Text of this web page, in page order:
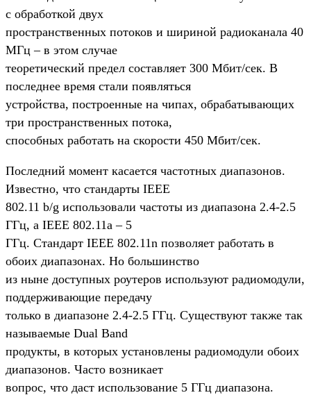
с обработкой двух
пространственных потоков и шириной радиоканала 40
МГц – в этом случае
теоретический предел составляет 300 Мбит/сек. В
последнее время стали появляться
устройства, построенные на чипах, обрабатывающих
три пространственных потока,
способных работать на скорости 450 Мбит/сек.
Последний момент касается частотных диапазонов.
Известно, что стандарты IEEE
802.11 b/g использовали частоты из диапазона 2.4-2.5
ГГц, а IEEE 802.11a – 5
ГГц. Стандарт IEEE 802.11n позволяет работать в
обоих диапазонах. Но большинство
из ныне доступных роутеров используют радиомодули,
поддерживающие передачу
только в диапазоне 2.4-2.5 ГГц. Существуют также так
называемые Dual Band
продукты, в которых установлены радиомодули обоих
диапазонов. Часто возникает
вопрос, что даст использование 5 ГГц диапазона.